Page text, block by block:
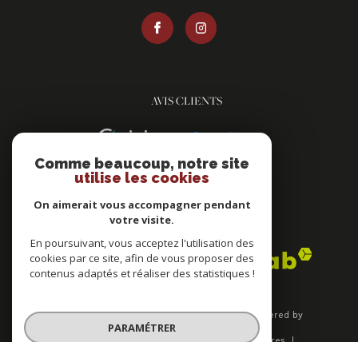
AVIS CLIENTS
ADHÉRENTS
© 2026 | Tous droits réservés | Traduction powered by
Google |
Comme beaucoup, notre site
utilise les cookies
On aimerait vous accompagner pendant
votre visite.
En poursuivant, vous acceptez l'utilisation des
cookies par ce site, afin de vous proposer des
contenus adaptés et réaliser des statistiques !
PARAMÉTRER